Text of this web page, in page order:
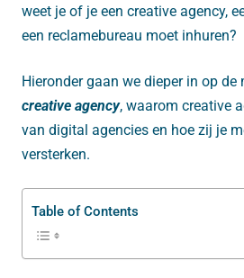
weet je of je een creative agency,
een reclamebureau moet inhuren?
Hieronder gaan we dieper in op de
creative agency, waarom creative
van digital agencies en hoe zij je
versterken.
Table of Contents